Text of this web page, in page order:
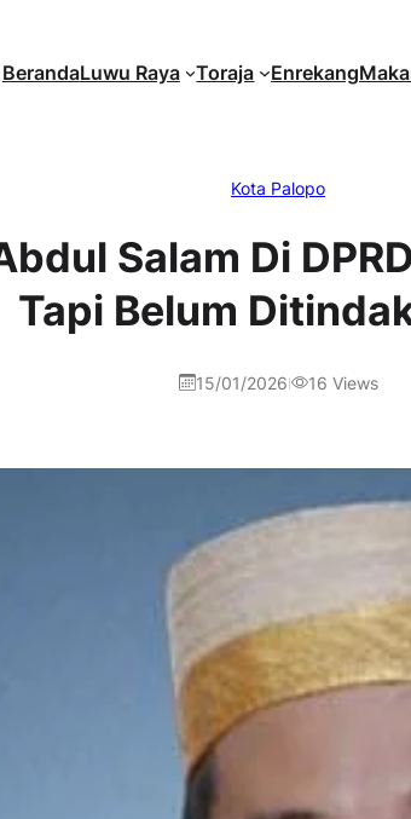
BerandaLuwu Raya Toraja Enrekang
Kota Palopo
Salam Di
Tapi Belum
15/01/2026 16 Views